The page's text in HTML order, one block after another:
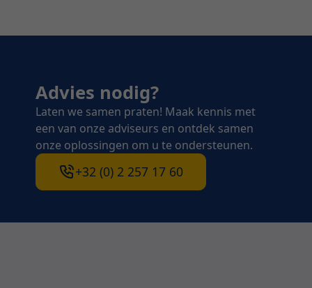
Advies nodig?
Laten we samen praten! Maak kennis met
een van onze adviseurs en ontdek samen
onze oplossingen om u te ondersteunen.
+32 (0) 2 257 17 60